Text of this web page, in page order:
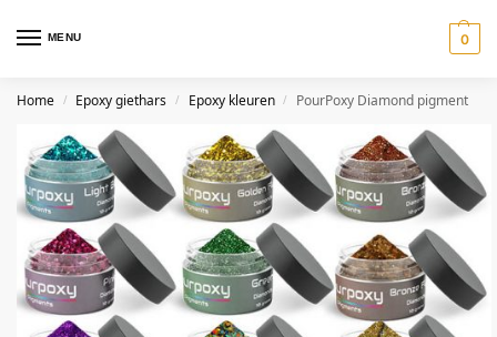
MENU 0
Home / Epoxy giethars / Epoxy kleuren / PourPoxy Diamond pigment